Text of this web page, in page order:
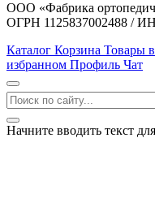
ООО «Фабрика
ОГРН 1125837002488 /
Каталог Корзина Товары
избранном Профиль Чат
Начните вводить текст